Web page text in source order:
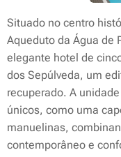
Situado no centro
Aqueduto da Água de
elegante hotel de
dos Sepúlveda, um
recuperado. A
únicos, como uma
manuelinas,
contemporâneo e